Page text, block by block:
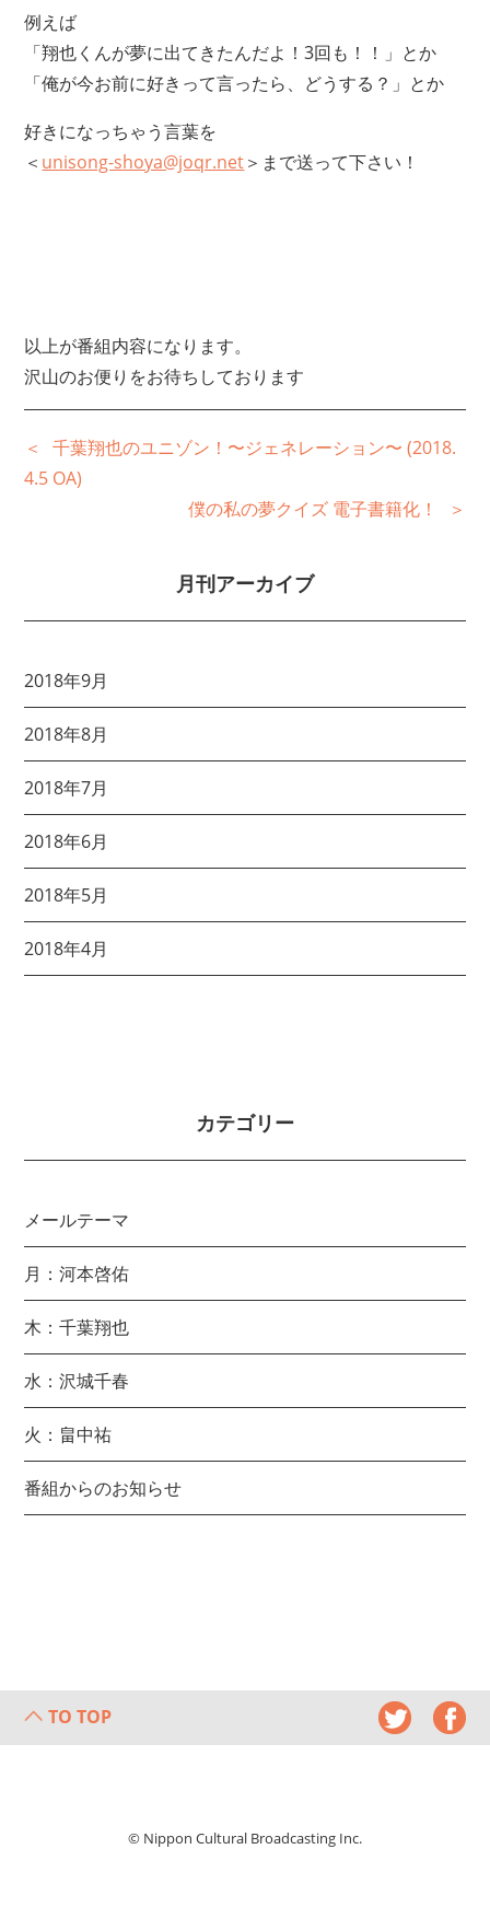
例えば
「翔也くんが夢に出てきたんだよ！3回も！！」とか
「俺が今お前に好きって言ったら、どうする？」とか
好きになっちゃう言葉を
＜ unisong-shoya@joqr.net＞まで送って下さい！
以上が番組内容になります。
沢山のお便りをお待ちしております
千葉翔也のユニゾン！〜ジェネレーション〜 (2018.
4.5 OA)
僕の私の夢クイズ 電子書籍化！
月刊アーカイブ
2018年9月
2018年8月
2018年7月
2018年6月
2018年5月
2018年4月
カテゴリー
メールテーマ
月：河本啓佑
木：千葉翔也
水：沢城千春
火：畠中祐
番組からのお知らせ
TO TOP
© Nippon Cultural Broadcasting Inc.